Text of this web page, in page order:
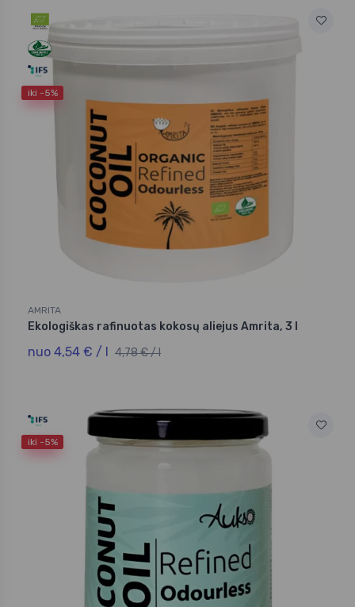
iki -5%
AMRITA
Ekologiškas rafinuotas kokosų aliejus Amrita, 3 l
nuo 4,54 € / l 4,78 € / l
iki -5%